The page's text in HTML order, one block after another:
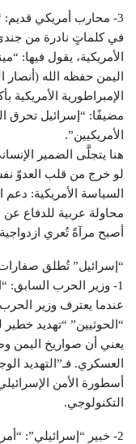
3- محارب أمريكي قديم: “شعب اليمن أفضل البشرية”
في كلماتٍ نادرة من
الأمريكية، يقول فيها:
اليمن حفظه الله
الإمبراطورية
مضيفًا: “إسرائيل تحرق
الأمريكيين”.
هنا يتجلَّى الضمير
لو خرج من قلب العدوّ
السياسة الأمريكية: دعم
محاولة عربية للدفاع
أصبح مرآةً تُعري ازدواجية
“إسرائيل” تُطلق صفارات
1- وزير الحرب السابق: “الحوثيون تهديد وجودي”
عندما يعترف وزير
“الحوثيين” “تهديد
يعني أن صواريخ اليمن
العسكري. فـ”التهديد
أسطورة الأمن
التكنولوجي.
2- خبير “إسرائيلي”: “أمريكا فشلت كما فشل السعوديون”